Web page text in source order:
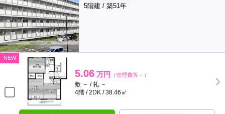
5階建 / 築51年
NEW
5.06 万円 （管理費等－）
敷 － / 礼 －
4階 / 2DK / 38.46㎡